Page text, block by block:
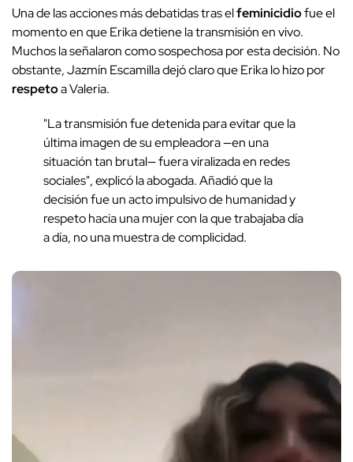
Una de las acciones más debatidas tras elfeminicidiofue el
momento en que Erika detiene la transmisión en vivo.
Muchos la señalaron como sospechosa por esta decisión. No
obstante, Jazmín Escamilla dejó claro que Erika lo hizo por
respetoa Valeria.
"La transmisión fue detenida para evitar que la
última imagen de su empleadora —en una
situación tan brutal— fuera viralizada en redes
sociales", explicó la abogada. Añadió que la
decisión fue un acto impulsivo de humanidad y
respeto hacia una mujer con la que trabajaba día
a día, no una muestra de complicidad.